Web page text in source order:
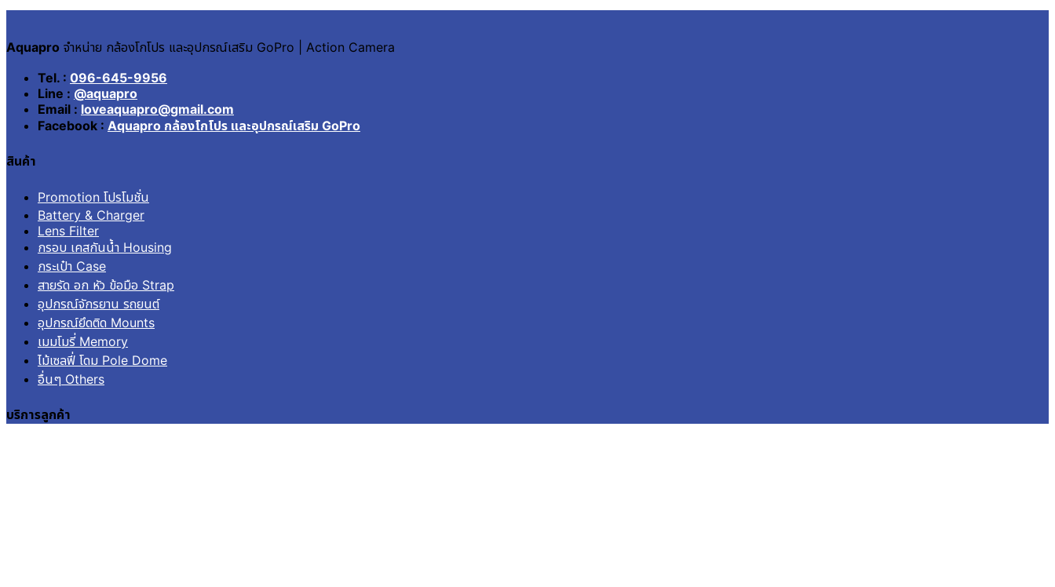
Aquapro จำหน่าย กล้องโกโปร และอุปกรณ์เสริม GoPro | Action Camera
Tel. : 096-645-9956
Line : @aquapro
Email : loveaquapro@gmail.com
Facebook : Aquapro กล้องโกโปร และอุปกรณ์เสริม GoPro
สินค้า
Promotion โปรโมชั่น
Battery & Charger
Lens Filter
กรอบ เคสกันน้ำ Housing
กระเป๋า Case
สายรัด อก หัว ข้อมือ Strap
อุปกรณ์จักรยาน รถยนต์
อุปกรณ์ยึดติด Mounts
เมมโมรี่ Memory
ไม้เซลฟี่ โดม Pole Dome
อื่นๆ Others
บริการลูกค้า